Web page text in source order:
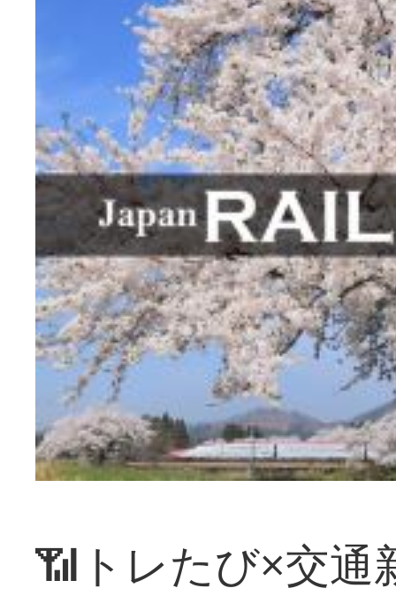
📶トレたび×交通